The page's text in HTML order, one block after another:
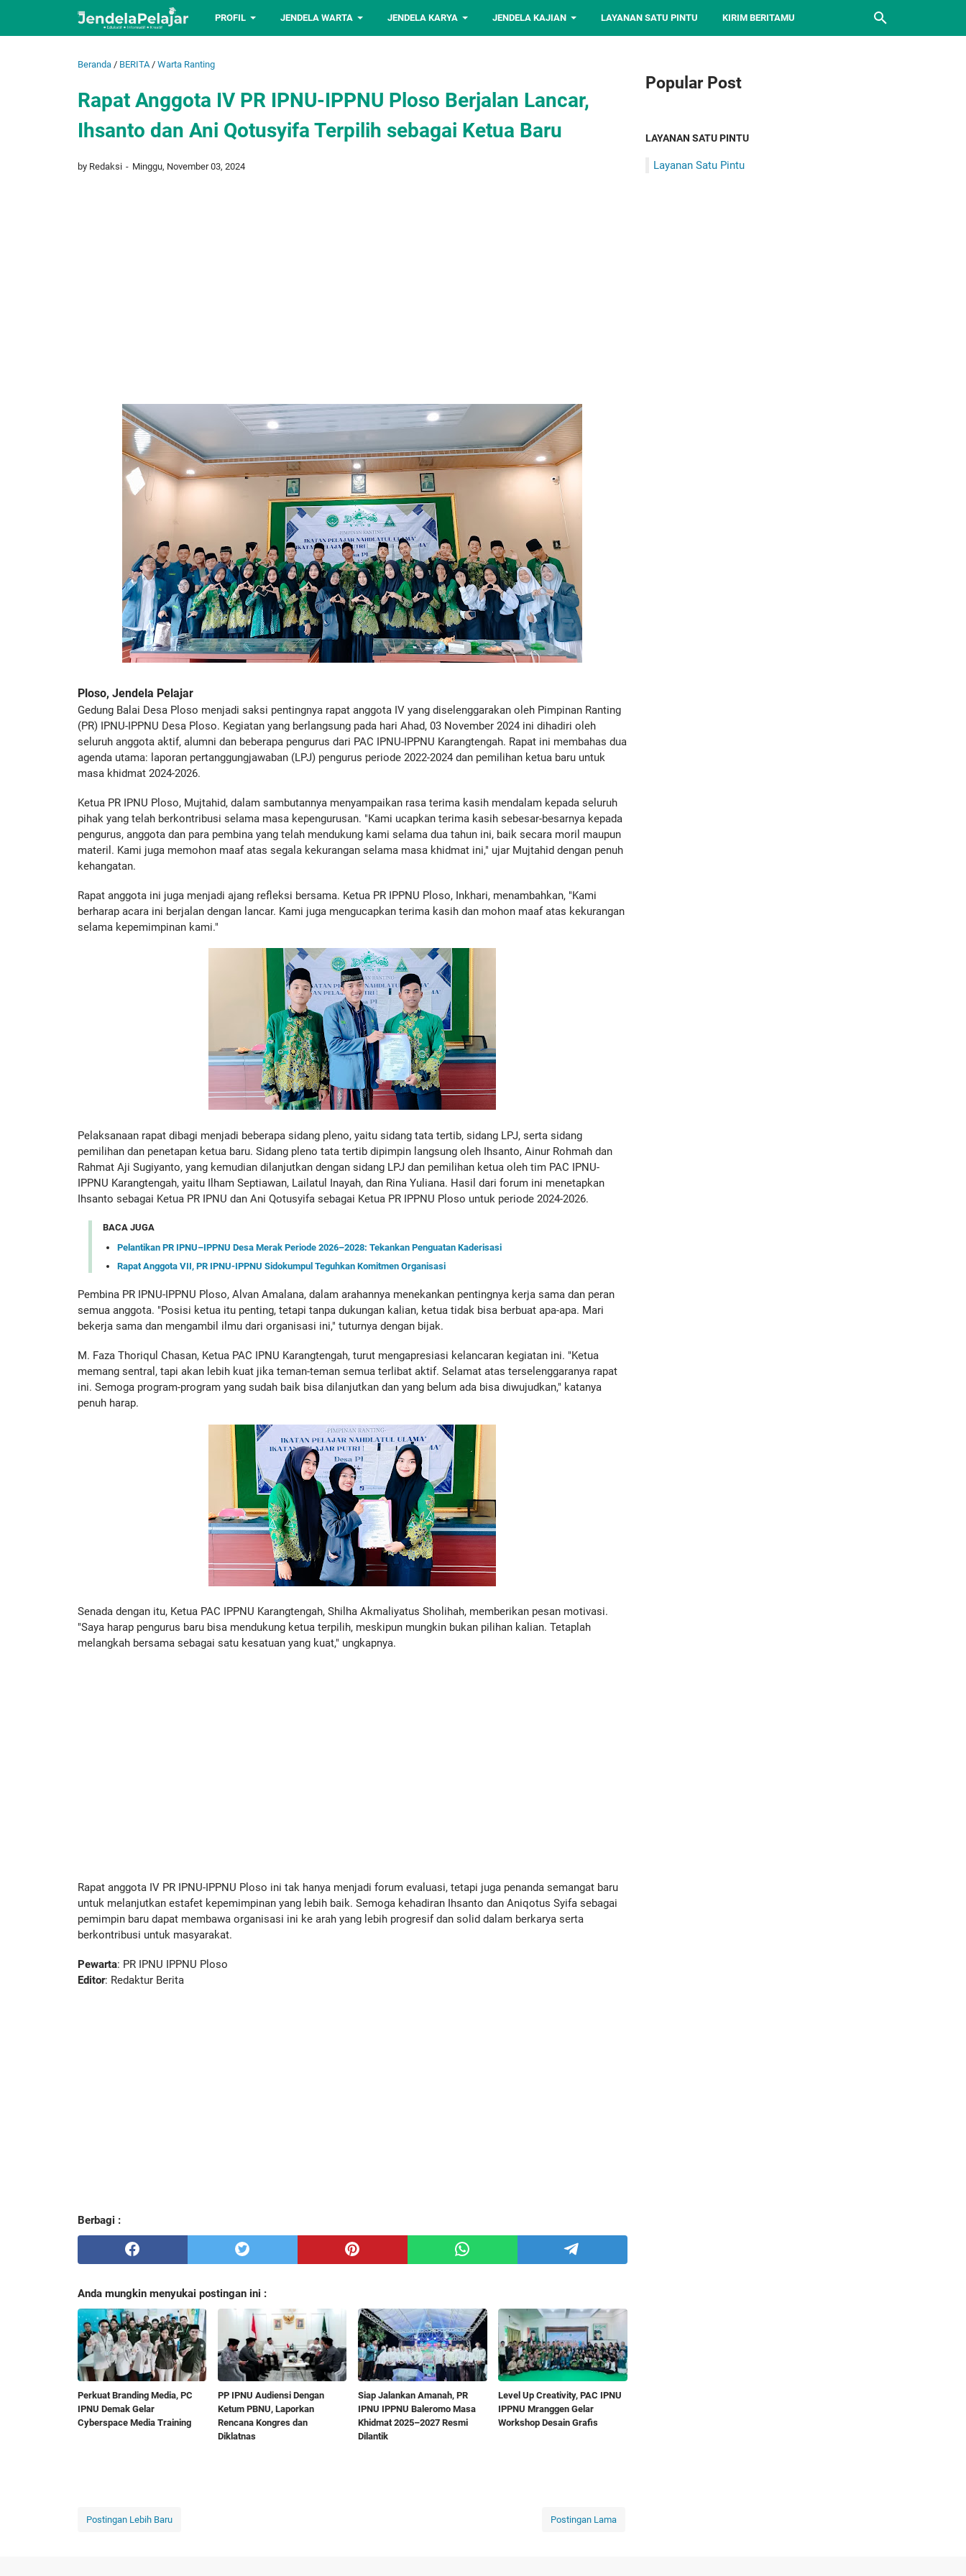
PROFIL JENDELA WARTA JENDELA KARYA JENDELA KAJIAN LAYANAN SATU PINTU KIRIM BERITAMU
Beranda / BERITA / Warta Ranting
Rapat Anggota IV PR IPNU-IPPNU Ploso Berjalan Lancar,
Ihsanto dan Ani Qotusyifa Terpilih sebagai Ketua Baru
by Redaksi Minggu, November 03, 2024
Ploso, Jendela Pelajar
Gedung Balai Desa Ploso menjadi saksi pentingnya rapat anggota IV yang diselenggarakan oleh Pimpinan Ranting
(PR) IPNU-IPPNU Desa Ploso. Kegiatan yang berlangsung pada hari Ahad, 03 November 2024 ini dihadiri oleh
seluruh anggota aktif, alumni dan beberapa pengurus dari PAC IPNU-IPPNU Karangtengah. Rapat ini membahas dua
agenda utama: laporan pertanggungjawaban (LPJ) pengurus periode 2022-2024 dan pemilihan ketua baru untuk
masa khidmat 2024-2026.
Ketua PR IPNU Ploso, Mujtahid, dalam sambutannya menyampaikan rasa terima kasih mendalam kepada seluruh
pihak yang telah berkontribusi selama masa kepengurusan. "Kami ucapkan terima kasih sebesar-besarnya kepada
pengurus, anggota dan para pembina yang telah mendukung kami selama dua tahun ini, baik secara moril maupun
materil. Kami juga memohon maaf atas segala kekurangan selama masa khidmat ini," ujar Mujtahid dengan penuh
kehangatan.
Rapat anggota ini juga menjadi ajang refleksi bersama. Ketua PR IPPNU Ploso, Inkhari, menambahkan, "Kami
berharap acara ini berjalan dengan lancar. Kami juga mengucapkan terima kasih dan mohon maaf atas kekurangan
selama kepemimpinan kami."
Pelaksanaan rapat dibagi menjadi beberapa sidang pleno, yaitu sidang tata tertib, sidang LPJ, serta sidang
pemilihan dan penetapan ketua baru. Sidang pleno tata tertib dipimpin langsung oleh Ihsanto, Ainur Rohmah dan
Rahmat Aji Sugiyanto, yang kemudian dilanjutkan dengan sidang LPJ dan pemilihan ketua oleh tim PAC IPNU-
IPPNU Karangtengah, yaitu Ilham Septiawan, Lailatul Inayah, dan Rina Yuliana. Hasil dari forum ini menetapkan
Ihsanto sebagai Ketua PR IPNU dan Ani Qotusyifa sebagai Ketua PR IPPNU Ploso untuk periode 2024-2026.
BACA JUGA
Pelantikan PR IPNU–IPPNU Desa Merak Periode 2026–2028: Tekankan Penguatan Kaderisasi
Rapat Anggota VII, PR IPNU-IPPNU Sidokumpul Teguhkan Komitmen Organisasi
Pembina PR IPNU-IPPNU Ploso, Alvan Amalana, dalam arahannya menekankan pentingnya kerja sama dan peran
semua anggota. "Posisi ketua itu penting, tetapi tanpa dukungan kalian, ketua tidak bisa berbuat apa-apa. Mari
bekerja sama dan mengambil ilmu dari organisasi ini," tuturnya dengan bijak.
M. Faza Thoriqul Chasan, Ketua PAC IPNU Karangtengah, turut mengapresiasi kelancaran kegiatan ini. "Ketua
memang sentral, tapi akan lebih kuat jika teman-teman semua terlibat aktif. Selamat atas terselenggaranya rapat
ini. Semoga program-program yang sudah baik bisa dilanjutkan dan yang belum ada bisa diwujudkan," katanya
penuh harap.
Senada dengan itu, Ketua PAC IPPNU Karangtengah, Shilha Akmaliyatus Sholihah, memberikan pesan motivasi.
"Saya harap pengurus baru bisa mendukung ketua terpilih, meskipun mungkin bukan pilihan kalian. Tetaplah
melangkah bersama sebagai satu kesatuan yang kuat," ungkapnya.
Rapat anggota IV PR IPNU-IPPNU Ploso ini tak hanya menjadi forum evaluasi, tetapi juga penanda semangat baru
untuk melanjutkan estafet kepemimpinan yang lebih baik. Semoga kehadiran Ihsanto dan Aniqotus Syifa sebagai
pemimpin baru dapat membawa organisasi ini ke arah yang lebih progresif dan solid dalam berkarya serta
berkontribusi untuk masyarakat.
Pewarta: PR IPNU IPPNU Ploso
Editor: Redaktur Berita
Berbagi :
Anda mungkin menyukai postingan ini :
Perkuat Branding Media, PC
IPNU Demak Gelar
Cyberspace Media Training
PP IPNU Audiensi Dengan
Ketum PBNU, Laporkan
Rencana Kongres dan
Diklatnas
Siap Jalankan Amanah, PR
IPNU IPPNU Baleromo Masa
Khidmat 2025–2027 Resmi
Dilantik
Level Up Creativity, PAC IPNU
IPPNU Mranggen Gelar
Workshop Desain Grafis
Postingan Lebih Baru Postingan Lama
Popular Post
LAYANAN SATU PINTU
Layanan Satu Pintu